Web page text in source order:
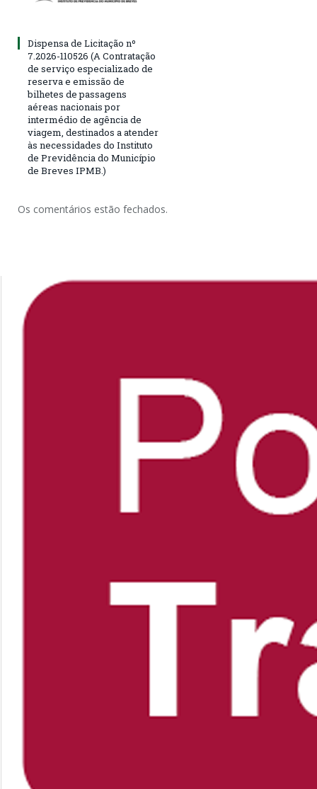
Dispensa de Licitação nº
7.2026-110526 (A Contratação
de serviço especializado de
reserva e emissão de
bilhetes de passagens
aéreas nacionais por
intermédio de agência de
viagem, destinados a atender
às necessidades do Instituto
de Previdência do Município
de Breves IPMB.)
Os comentários estão fechados.